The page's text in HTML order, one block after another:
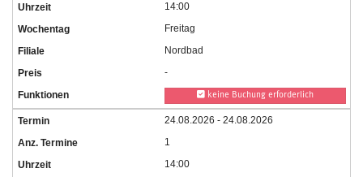
14:00
Freitag
Nordbad
-
keine Buchung erforderlich
24.08.2026 - 24.08.2026
1
14:00